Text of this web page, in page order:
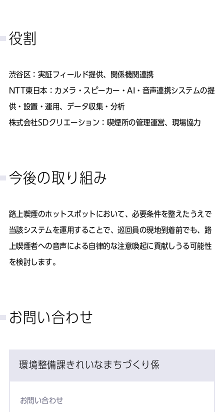
役割
渋谷区：実証フィールド提供、関係機関連携
NTT東日本：カメラ・スピーカー・AI・音声連携システムの提
供・設置・運用、データ収集・分析
株式会社SDクリエーション：喫煙所の管理運営、現場協力
今後の取り組み
路上喫煙のホットスポットにおいて、必要条件を整えたうえで
当該システムを運用することで、巡回員の現地到着前でも、路
上喫煙者への音声による自律的な注意喚起に貢献しうる可能性
を検討します。
お問い合わせ
環境整備課きれいなまちづくり係
お問い合わせ